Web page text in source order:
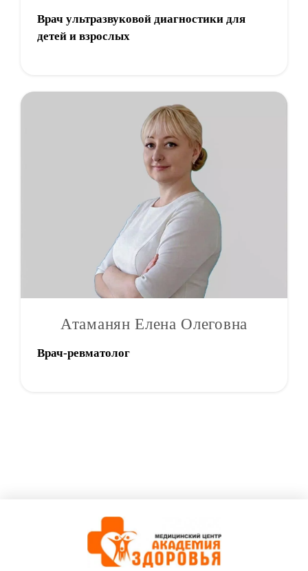
Врач ультразвуковой диагностики для
детей и взрослых
Атаманян Елена Олеговна
Врач-ревматолог